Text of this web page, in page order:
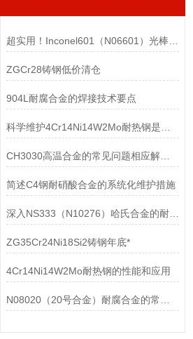
ZGCr28铸钢低价清仓
904L耐腐合金的焊接技术要点
CH3030高温合金的常见问题相应解决方法分享
简述C4钢耐硝酸合金的系统化维护措施
深入NS333（N10276）哈氏合金的耐腐蚀性能
ZG35Cr24Ni18Si2铸钢年底*
4Cr14Ni14W2Mo耐热钢的性能和应用